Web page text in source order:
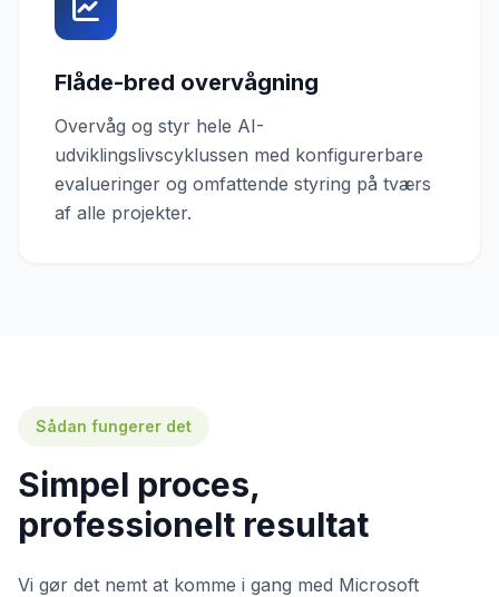
Flåde-bred overvågning
Overvåg og styr hele AI-
udviklingslivscyklussen med konfigurerbare
evalueringer og omfattende styring på tværs
af alle projekter.
Sådan fungerer det
Simpel proces,
professionelt resultat
Vi gør det nemt at komme i gang med Microsoft